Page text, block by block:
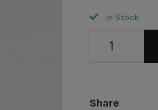
In Stock
Share